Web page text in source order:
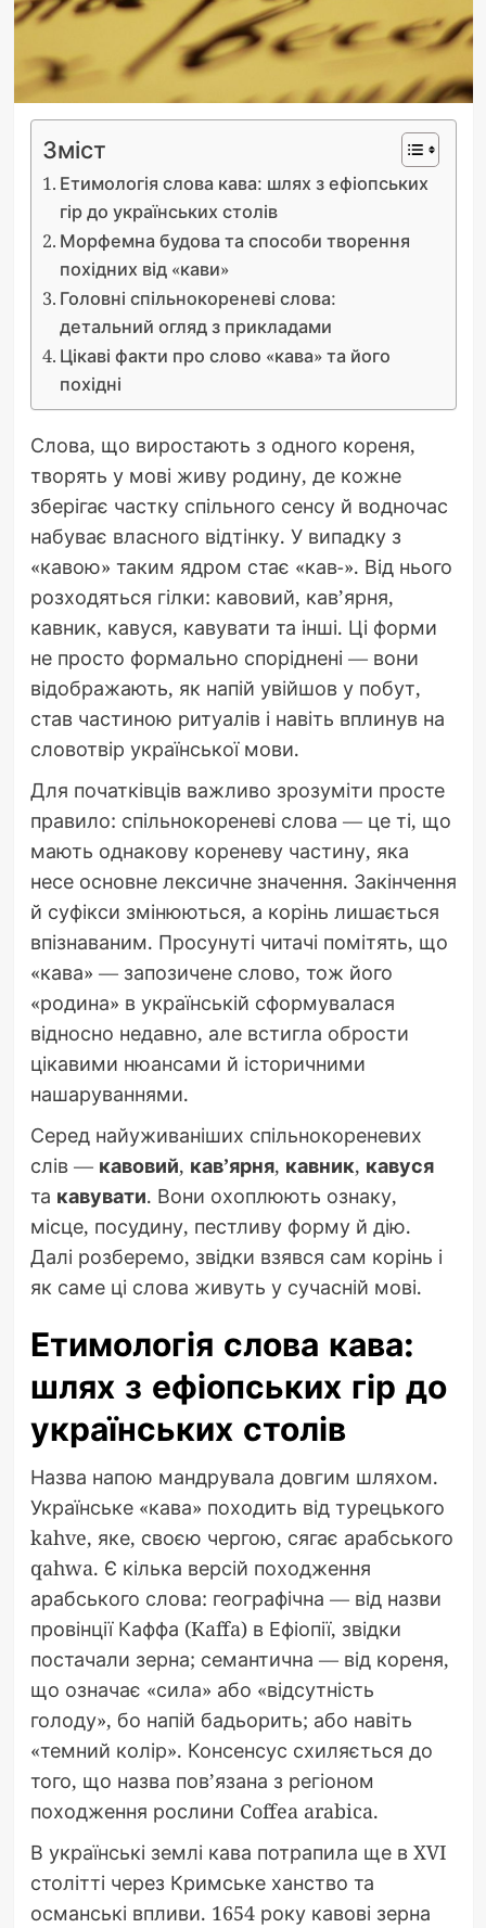
Зміст
Етимологія слова кава: шлях з ефіопських
гір до українських столів
Морфемна будова та способи творення
похідних від «кави»
Головні спільнокореневі слова:
детальний огляд з прикладами
Цікаві факти про слово «кава» та його
похідні
Слова, що виростають з одного кореня,
творять у мові живу родину, де кожне
зберігає частку спільного сенсу й водночас
набуває власного відтінку. У випадку з
«кавою» таким ядром стає «кав-». Від нього
розходяться гілки: кавовий, кав’ярня,
кавник, кавуся, кавувати та інші. Ці форми
не просто формально споріднені — вони
відображають, як напій увійшов у побут,
став частиною ритуалів і навіть вплинув на
словотвір української мови.
Для початківців важливо зрозуміти просте
правило: спільнокореневі слова — це ті, що
мають однакову кореневу частину, яка
несе основне лексичне значення. Закінчення
й суфікси змінюються, а корінь лишається
впізнаваним. Просунуті читачі помітять, що
«кава» — запозичене слово, тож його
«родина» в українській сформувалася
відносно недавно, але встигла обрости
цікавими нюансами й історичними
нашаруваннями.
Серед найуживаніших спільнокореневих
слів — кавовий, кав’ярня, кавник, кавуся
та кавувати. Вони охоплюють ознаку,
місце, посудину, пестливу форму й дію.
Далі розберемо, звідки взявся сам корінь і
як саме ці слова живуть у сучасній мові.
Етимологія слова кава:
шлях з ефіопських гір до
українських столів
Назва напою мандрувала довгим шляхом.
Українське «кава» походить від турецького
kahve, яке, своєю чергою, сягає арабського
qahwa. Є кілька версій походження
арабського слова: географічна — від назви
провінції Каффа (Kaffa) в Ефіопії, звідки
постачали зерна; семантична — від кореня,
що означає «сила» або «відсутність
голоду», бо напій бадьорить; або навіть
«темний колір». Консенсус схиляється до
того, що назва пов’язана з регіоном
походження рослини Coffea arabica.
В українські землі кава потрапила ще в XVI
столітті через Кримське ханство та
османські впливи. 1654 року кавові зерна